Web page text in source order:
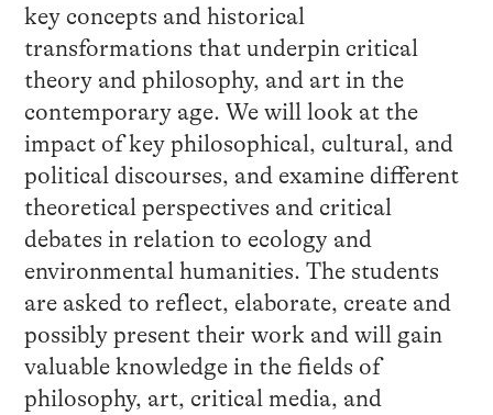
key concepts and historical
transformations that underpin critical
theory and philosophy, and art in the
contemporary age. We will look at the
impact of key philosophical, cultural, and
political discourses, and examine different
theoretical perspectives and critical
debates in relation to ecology and
environmental humanities. The students
are asked to reflect, elaborate, create and
possibly present their work and will gain
valuable knowledge in the fields of
philosophy, art, critical media, and